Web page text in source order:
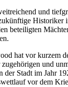
und
Historiker
beteiligten
hat vor kurzem
und
der Stadt im Jahr
vor dem